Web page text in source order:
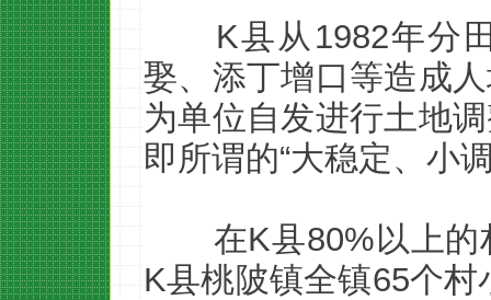
K县从1982年分
娶、添丁增口等造成
为单位自发进行土地
即所谓的“大稳定、小
在K县80%以上
K县桃陂镇全镇65个